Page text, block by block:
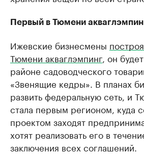
Первый в Тюмени
Ижевские бизнесмены
Тюмени акваглэмпинг , он
районе садоводческого
«Звенящие кедры». В планах
развить федеральную сеть, и
стала первым регионом, куда
проектом заходят
хотят реализовать его в
заключения всех соглашений.